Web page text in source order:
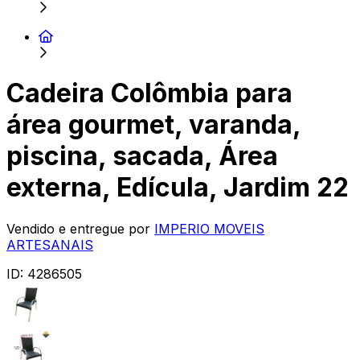
Cadeira Colômbia para
área gourmet, varanda,
piscina, sacada, Área
externa, Edícula, Jardim 22
Vendido e entregue por IMPERIO MOVEIS
ARTESANAIS
ID: 4286505